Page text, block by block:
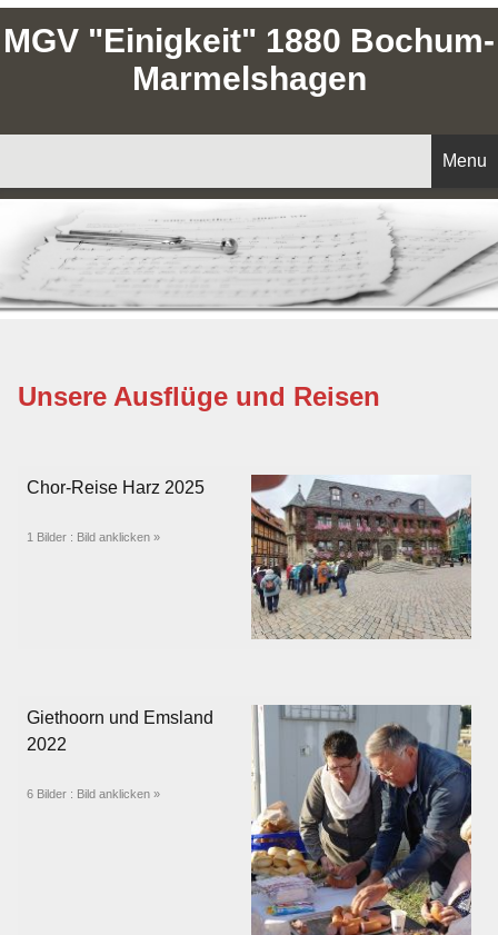
MGV "Einigkeit" 1880 Bochum-
Marmelshagen
Menu
Startseite
Aktuelles
Vorstand
Chorleitung
Termine
Links
Galerie
Videos
Impressum
Unsere Ausflüge und Reisen
Chor-Reise Harz 2025
1 Bilder : Bild anklicken »
Giethoorn und Emsland
2022
6 Bilder : Bild anklicken »